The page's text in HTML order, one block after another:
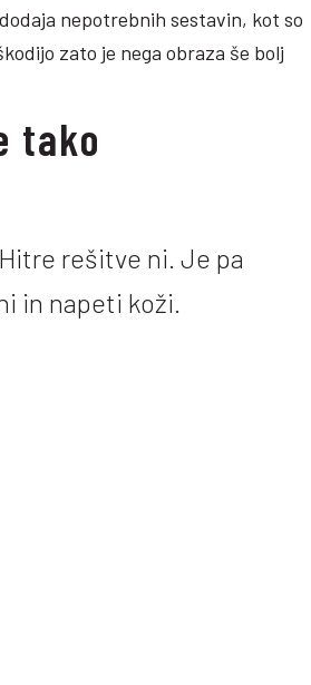
nepotrebnih sestavin, kot so
zato je nega obraza še bolj
tako
rešitve ni. Je pa
in napeti koži.